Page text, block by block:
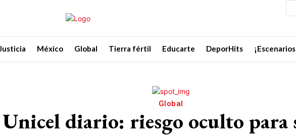
México Global Tierra fértil Educarte DeporHits
Global
Unicel diario: riesgo oculto para